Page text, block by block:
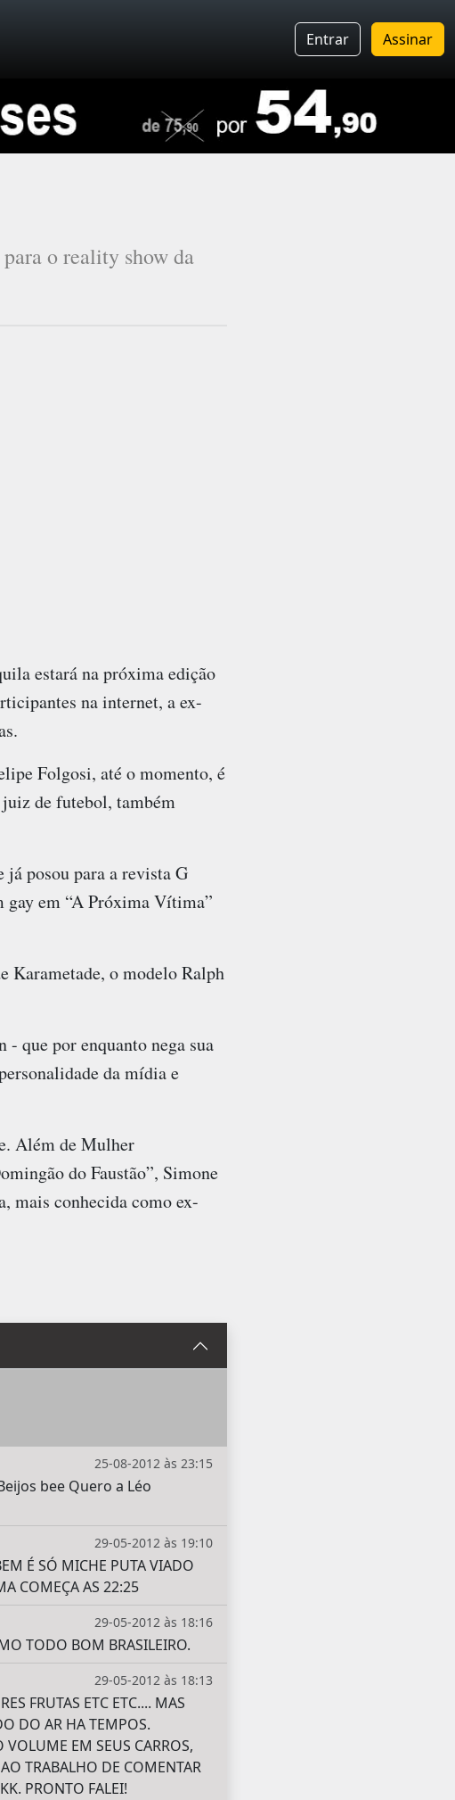
Entrar Assinar
o reality show da
estará na próxima edição
na internet, a ex-
Folgosi, até o momento, é
de futebol, também
posou para a revista G
gay em “A Próxima Vítima”
Karametade, o modelo Ralph
- que por enquanto nega sua
da mídia e
Além de Mulher
do Faustão”, Simone
mais conhecida como ex-
25-08-2012 às 23:15
bee Quero a Léo
29-05-2012 às 19:10
É SÓ MICHE PUTA VIADO
COMEÇA AS 22:25
29-05-2012 às 18:16
TODO BOM BRASILEIRO.
29-05-2012 às 18:13
FRUTAS ETC ETC.... MAS
DO AR HA TEMPOS.
EM SEUS CARROS,
TRABALHO DE COMENTAR
PRONTO FALEI!